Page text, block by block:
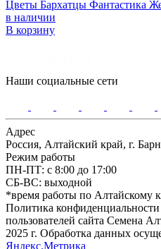
Цветы Бархатцы Фантастика
в наличии
В корзину
Наши социальные сети
Адрес
Россия, Алтайский край, г.
Режим работы
ПН-ПТ: с 8:00 до 17:00
СБ-ВС: выходной
*время работы по Алтайскому
Политика
пользователей сайта Семена
2025 г. Обработка данных
Яндекс.Метрика